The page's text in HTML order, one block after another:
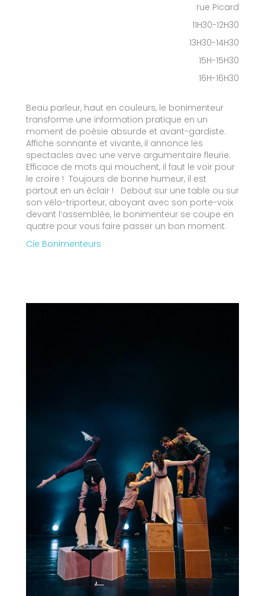
rue Picard
11H30-12H30
13H30-14H30
15H-15H30
16H-16H30
Beau parleur, haut en couleurs, le bonimenteur
transforme une information pratique en un
moment de poésie absurde et avant-gardiste.
Affiche sonnante et vivante, il annonce les
spectacles avec une verve argumentaire fleurie.
Efficace de mots qui mouchent, il faut le voir pour
le croire ! Toujours de bonne humeur, il est
partout en un éclair ! Debout sur une table ou sur
son vélo-triporteur, aboyant avec son porte-voix
devant l’assemblée, le bonimenteur se coupe en
quatre pour vous faire passer un bon moment.
Cie Bonimenteurs